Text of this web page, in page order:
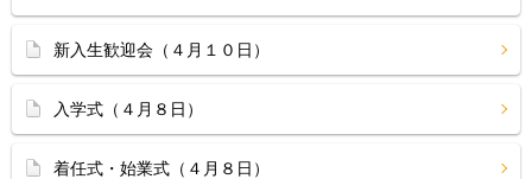
新入生歓迎会（４月１０日）
入学式（４月８日）
着任式・始業式（４月８日）